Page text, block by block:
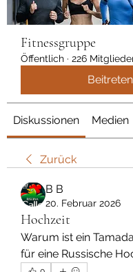
Fitnessgruppe
Öffentlich · 226
Beitreten
Diskussionen Medien
Zurück
В В
20. Februar 2026
Hochzeit
Warum ist ein
für eine Russische